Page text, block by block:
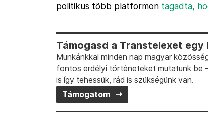
politikus több platformon tagadta,
Támogasd a Transtelexet egy
Munkánkkal minden nap magyar
fontos erdélyi történeteket mutatunk
is így tehessük, rád is szükségünk van.
Támogatom